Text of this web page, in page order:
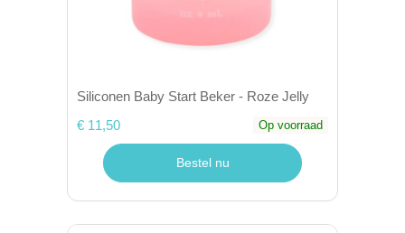
Siliconen Baby Start Beker - Roze Jelly
€ 11,50
Op voorraad
Bestel nu